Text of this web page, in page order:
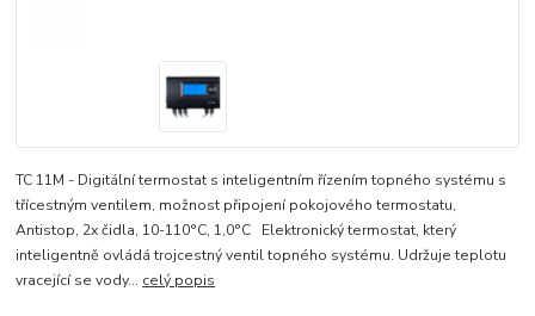
TC 11M - Digitální termostat s inteligentním řízením topného systému s
třícestným ventilem, možnost připojení pokojového termostatu,
Antistop, 2x čidla, 10-110°C, 1,0°C Elektronický termostat, který
inteligentně ovládá trojcestný ventil topného systému. Udržuje teplotu
vracející se vody... celý popis